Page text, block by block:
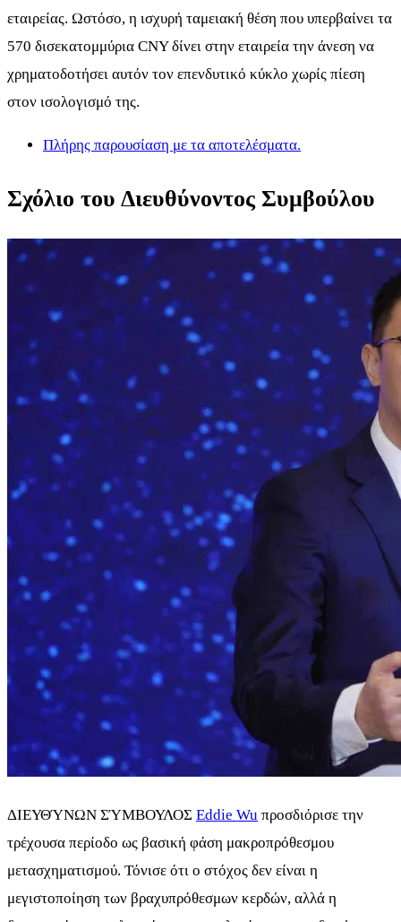
εταιρείας. Ωστόσο, η ισχυρή ταμειακή θέση που υπερβαίνει τα
570 δισεκατομμύρια CNY δίνει στην εταιρεία την άνεση να
χρηματοδοτήσει αυτόν τον επενδυτικό κύκλο χωρίς πίεση
στον ισολογισμό της.
Πλήρης παρουσίαση με τα αποτελέσματα.
Σχόλιο του Διευθύνοντος Συμβούλου
ΔΙΕΥΘΎΝΩΝ ΣΎΜΒΟΥΛΟΣ Eddie Wu προσδιόρισε την
τρέχουσα περίοδο ως βασική φάση μακροπρόθεσμου
μετασχηματισμού. Τόνισε ότι ο στόχος δεν είναι η
μεγιστοποίηση των βραχυπρόθεσμων κερδών, αλλά η